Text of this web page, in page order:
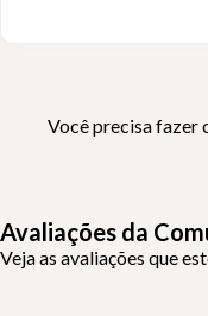
Você precisa fazer
Avaliações da
Veja as avaliações que